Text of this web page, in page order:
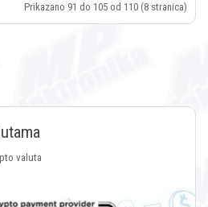
Prikazano 91 do 105 od 110 (8 stranica)
valuta